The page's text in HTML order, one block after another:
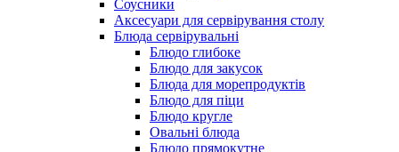
Соусники
Аксесуари для сервірування столу
Блюда сервірувальні
Блюдо глибоке
Блюдо для закусок
Блюда для морепродуктів
Блюдо для піци
Блюдо кругле
Овальні блюда
Блюдо прямокутне